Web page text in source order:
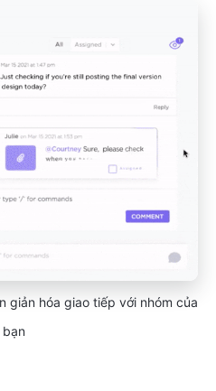
giản hóa giao tiếp với nhóm của
bạn